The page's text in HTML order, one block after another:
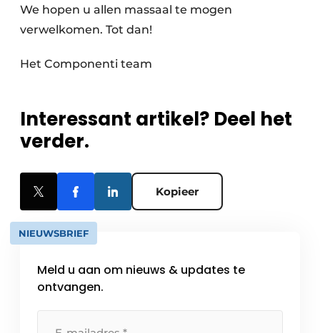
We hopen u allen massaal te mogen
verwelkomen. Tot dan!
Het Componenti team
Interessant artikel? Deel het
verder.
Kopieer
NIEUWSBRIEF
Meld u aan om nieuws & updates te
ontvangen.